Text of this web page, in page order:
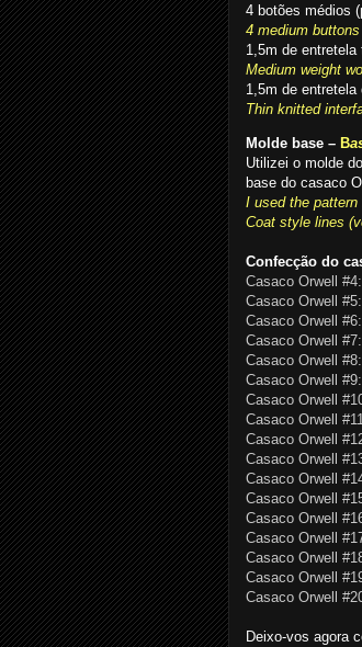
4 botões médios
4 medium
1,5m de
Medium weight
1,5m de
Thin knitted
Molde base – B
Utilizei o molde do
base do casaco
I used the pattern
Coat style lines
Confecção do
Casaco Orwell
Casaco Orwell
Casaco Orwell #6:
Casaco Orwell
Casaco Orwell
Casaco Orwell
Casaco Orwell
Casaco Orwell
Casaco Orwell
Casaco Orwell
Casaco Orwell
Casaco Orwell
Casaco Orwell
Casaco Orwell
Casaco Orwell
Casaco Orwell
Casaco Orwell
Deixo-vos agora